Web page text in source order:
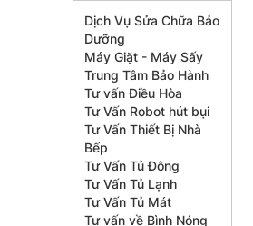
Dịch Vụ Sửa Chữa Bảo
Dưỡng
Máy Giặt - Máy Sấy
Trung Tâm Bảo Hành
Tư vấn Điều Hòa
Tư Vấn Robot hút bụi
Tư Vấn Thiết Bị Nhà
Bếp
Tư Vấn Tủ Đông
Tư Vấn Tủ Lạnh
Tư Vấn Tủ Mát
Tư vấn về Bình Nóng